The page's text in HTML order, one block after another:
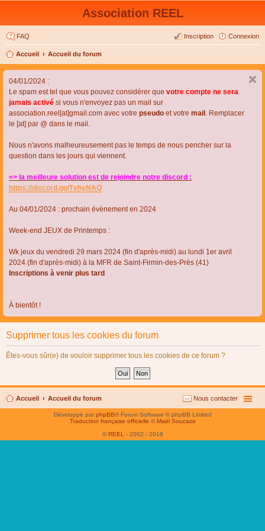
Association REEL
FAQ Connexion
Inscription
Accueil Accueil du forum
04/01/2024 :
Le spam est tel que vous pouvez considérer que votre compte ne sera
jamais activé si vous n'envoyez pas un mail sur
association.reel[at]gmail.com avec votre pseudo et votre mail . Remplacer
le [at] par @ dans le mail.
Nous n'avons malheureusement pas le temps de nous pencher sur la
question dans les jours qui viennent.
=> la meilleure solution est de rejoindre notre discord :
https://discord.gg/TvhyNAQ
Au 04/01/2024 : prochain évènement en 2024
Week-end JEUX de Printemps :
Wk jeux du vendredi 29 mars 2024 (fin d'après-midi) au lundi 1er avril
2024 (fin d'après-midi) à la MFR de Saint-Firmin-des-Près (41)
Inscriptions à venir plus tard
À bientôt !
Supprimer tous les cookies du forum
Êtes-vous sûr(e) de vouloir supprimer tous les cookies de ce forum ?
Accueil Accueil du forum Nous contacter
Développé parphpBB® Forum Software © phpBB Limited
Traduction française officielle © Maël Soucaze
© REEL - 2002 - 2019